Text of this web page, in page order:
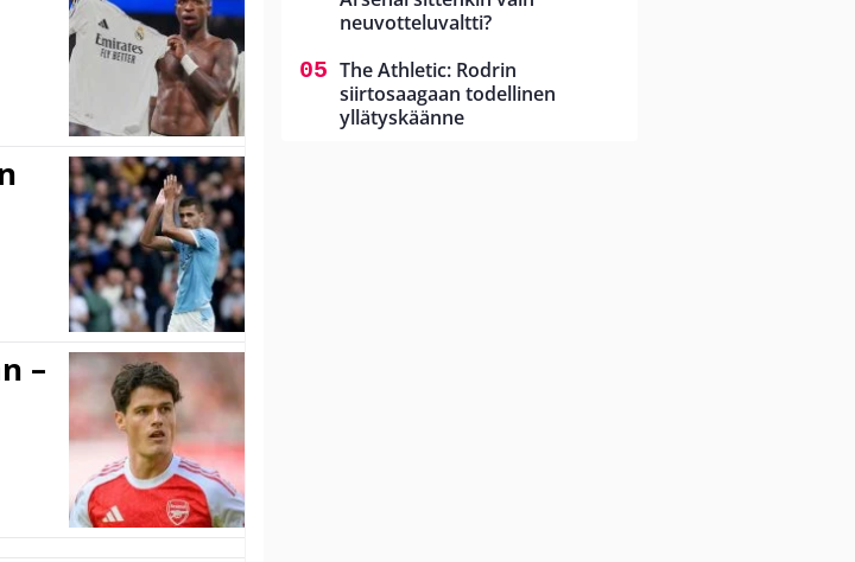
–
neuvotteluvaltti?
The Athletic: Rodrin
siirtosaagaan todellinen
yllätyskäänne